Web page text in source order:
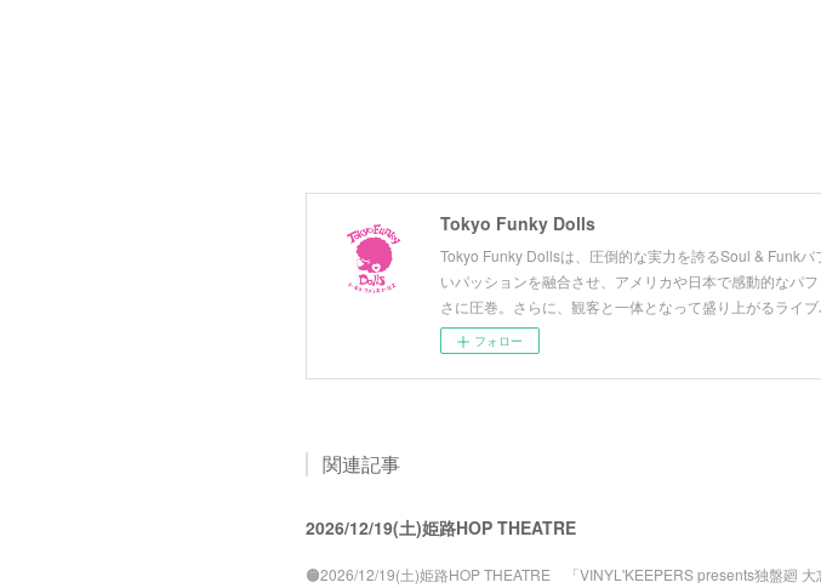
Tokyo Funky Dolls
Tokyo Funky Dollsは、圧倒的な実力を誇るSoul & Funk
いパッションを融合させ、アメリカや日本で感動的なパ
さに圧巻。さらに、観客と一体となって盛り上がるライ
フォロー
関連記事
2026/12/19(土)姫路HOP THEATRE
🟠2026/12/19(土)姫路HOP THEATRE 「VINYL'KEEPERS presents独盤廻